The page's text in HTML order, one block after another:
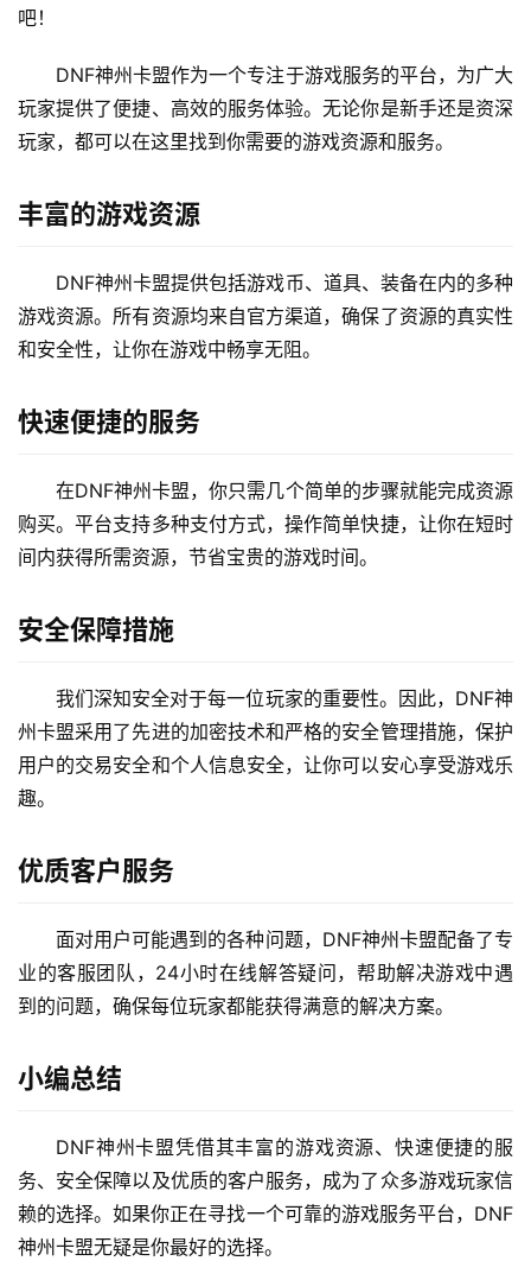
吧！
DNF神州卡盟作为一个专注于游戏服务的平台，为广大
玩家提供了便捷、高效的服务体验。无论你是新手还是资深
玩家，都可以在这里找到你需要的游戏资源和服务。
丰富的游戏资源
DNF神州卡盟提供包括游戏币、道具、装备在内的多种
游戏资源。所有资源均来自官方渠道，确保了资源的真实性
和安全性，让你在游戏中畅享无阻。
快速便捷的服务
在DNF神州卡盟，你只需几个简单的步骤就能完成资源
购买。平台支持多种支付方式，操作简单快捷，让你在短时
间内获得所需资源，节省宝贵的游戏时间。
安全保障措施
我们深知安全对于每一位玩家的重要性。因此，DNF神
州卡盟采用了先进的加密技术和严格的安全管理措施，保护
用户的交易安全和个人信息安全，让你可以安心享受游戏乐
趣。
优质客户服务
面对用户可能遇到的各种问题，DNF神州卡盟配备了专
业的客服团队，24小时在线解答疑问，帮助解决游戏中遇
到的问题，确保每位玩家都能获得满意的解决方案。
小编总结
DNF神州卡盟凭借其丰富的游戏资源、快速便捷的服
务、安全保障以及优质的客户服务，成为了众多游戏玩家信
赖的选择。如果你正在寻找一个可靠的游戏服务平台，DNF
神州卡盟无疑是你最好的选择。